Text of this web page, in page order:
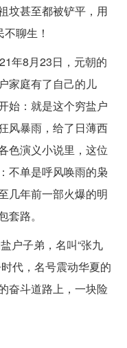
坟甚至都被铲平，用
聊生！
年8月23日，元朝的
家庭有了自己的儿
始：就是这个穷盐户
风暴雨，给了日薄西
色演义小说里，这位
不单是呼风唤雨的枭
几年前一部火爆的明
路。
户子弟，名叫“张九
代，名号震动华夏的
奋斗道路上，一块险